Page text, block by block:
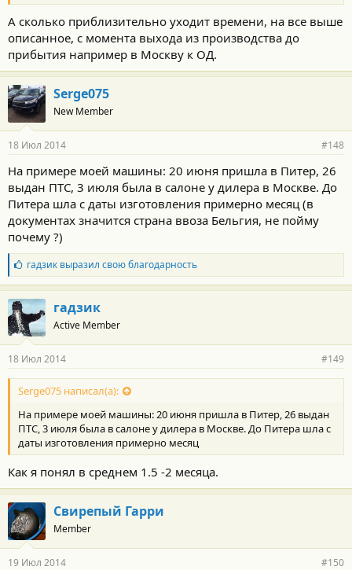
А сколько приблизительно уходит времени, на все выше
описанное, с момента выхода из производства до
прибытия например в Москву к ОД.
Serge075
New Member
18 Июл 2014 #148
На примере моей машины: 20 июня пришла в Питер, 26
выдан ПТС, 3 июля была в салоне у дилера в Москве. До
Питера шла с даты изготовления примерно месяц (в
документах значится страна ввоза Бельгия, не пойму
почему ?)
Б
л
а
г
о
д
а
н
о
с
и
:
гадзиквыразил свою благодарность
гадзик
Active Member
18 Июл 2014 #149
Serge075 написал(а):
На примере моей машины: 20 июня пришла в Питер, 26 выдан
ПТС, 3 июля была в салоне у дилера в Москве. До Питера шла с
даты изготовления примерно месяц
Как я понял в среднем 1.5 -2 месяца.
Свирепый Гарри
Member
19 Июл 2014 #150